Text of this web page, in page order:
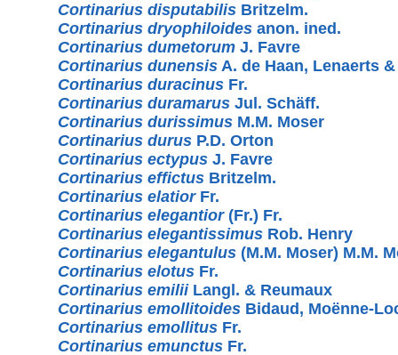
Cortinarius disputabilis Britzelm.
Cortinarius dryophiloides anon. ined.
Cortinarius dumetorum J. Favre
Cortinarius dunensis A. de Haan, Lenaerts
Cortinarius duracinus Fr.
Cortinarius duramarus Jul. Schäff.
Cortinarius durissimus M.M. Moser
Cortinarius durus P.D. Orton
Cortinarius ectypus J. Favre
Cortinarius effictus Britzelm.
Cortinarius elatiorFr.
Cortinarius elegantior(Fr.) Fr.
Cortinarius elegantissimus Rob. Henry
Cortinarius elegantulus (M.M. Moser) M.M.
Cortinarius elotus Fr.
Cortinarius emiliiLangl. & Reumaux
Cortinarius emollitoides Bidaud, Moënne-
Cortinarius emollitus Fr.
Cortinarius emunctus Fr.